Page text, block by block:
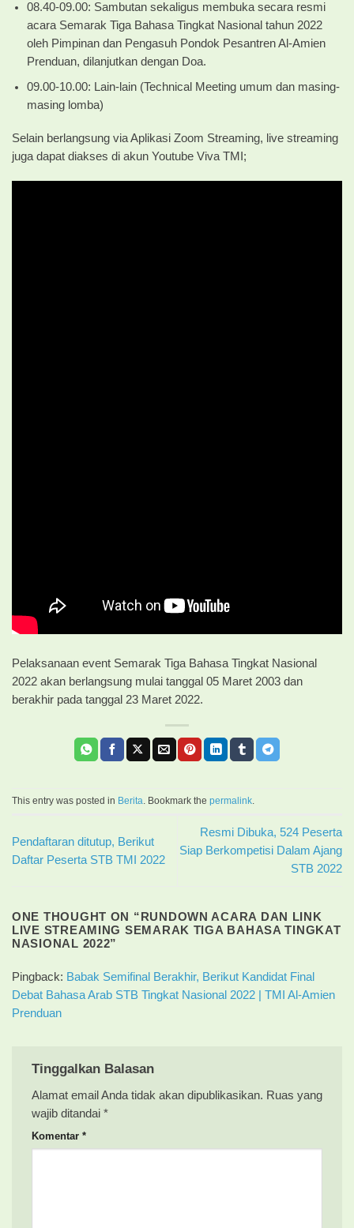
08.40-09.00: Sambutan sekaligus membuka secara resmi
acara Semarak Tiga Bahasa Tingkat Nasional tahun 2022
oleh Pimpinan dan Pengasuh Pondok Pesantren Al-Amien
Prenduan, dilanjutkan dengan Doa.
09.00-10.00: Lain-lain (Technical Meeting umum dan masing-
masing lomba)
Selain berlangsung via Aplikasi Zoom Streaming, live streaming
juga dapat diakses di akun Youtube Viva TMI;
Pelaksanaan event Semarak Tiga Bahasa Tingkat Nasional
2022 akan berlangsung mulai tanggal 05 Maret 2003 dan
berakhir pada tanggal 23 Maret 2022.
This entry was posted in Berita . Bookmark the permalink
Pendaftaran ditutup, Berikut
Daftar Peserta STB TMI 2022
Resmi Dibuka, 524 Peserta
Siap Berkompetisi Dalam Ajang
STB 2022
ONE THOUGHT ON “ RUNDOWN ACARA DAN LINK
LIVE STREAMING SEMARAK TIGA BAHASA TINGKAT
NASIONAL 2022”
Pingback: Babak Semifinal Berakhir, Berikut Kandidat Final
Debat Bahasa Arab STB Tingkat Nasional 2022 | TMI Al-Amien
Prenduan
Tinggalkan Balasan
Alamat email Anda tidak akan dipublikasikan. Ruas yang
wajib ditandai *
Komentar *